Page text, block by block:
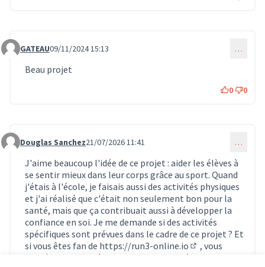
Commentaire 1110
GATEAU09/11/2024 15:13 …
Beau projet
0 0
Commentaire 2128
Douglas Sanchez21/07/2026 11:41 …
J'aime beaucoup l'idée de ce projet : aider les élèves à
se sentir mieux dans leur corps grâce au sport. Quand
j'étais à l'école, je faisais aussi des activités physiques
et j'ai réalisé que c'était non seulement bon pour la
santé, mais que ça contribuait aussi à développer la
confiance en soi. Je me demande si des activités
spécifiques sont prévues dans le cadre de ce projet ? Et
si vous êtes fan de https://run3-online.io
(Lien externe)
, vous
apprécierez peut-être aussi de quitter l'écran du jeu